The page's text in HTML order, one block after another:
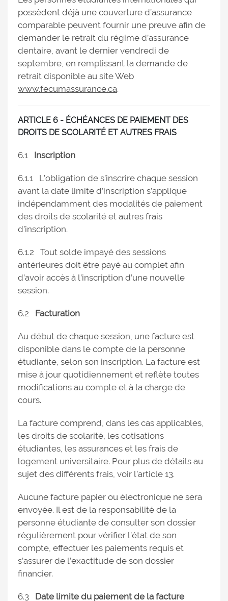
possèdent déjà une couverture d’assurance
comparable peuvent fournir une preuve afin de
demander le retrait du régime d’assurance
dentaire, avant le dernier vendredi de
septembre, en remplissant la demande de
retrait disponible au site Web
www.fecumassurance.ca.
ARTICLE 6 - ÉCHÉANCES DE PAIEMENT DES
DROITS DE SCOLARITÉ ET AUTRES FRAIS
6.1 Inscription
6.1.1 L’obligation de s’inscrire chaque session
avant la date limite d’inscription s’applique
indépendamment des modalités de paiement
des droits de scolarité et autres frais
d’inscription.
6.1.2 Tout solde impayé des sessions
antérieures doit être payé au complet afin
d’avoir accès à l’inscription d’une nouvelle
session.
6.2 Facturation
Au début de chaque session, une facture est
disponible dans le compte de la personne
étudiante, selon son inscription. La facture est
mise à jour quotidiennement et reflète toutes
modifications au compte et à la charge de
cours.
La facture comprend, dans les cas applicables,
les droits de scolarité, les cotisations
étudiantes, les assurances et les frais de
logement universitaire. Pour plus de détails au
sujet des différents frais, voir l’article 13.
Aucune facture papier ou électronique ne sera
envoyée. Il est de la responsabilité de la
personne étudiante de consulter son dossier
régulièrement pour vérifier l’état de son
compte, effectuer les paiements requis et
s’assurer de l’exactitude de son dossier
financier.
6.3 Date limite du paiement de la facture